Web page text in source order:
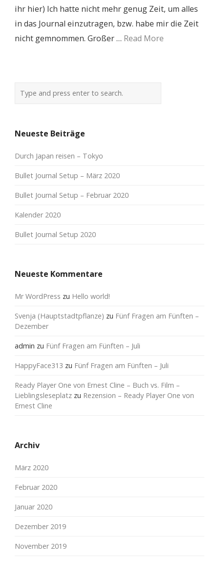
ihr hier) Ich hatte nicht mehr genug Zeit, um alles
in das Journal einzutragen, bzw. habe mir die Zeit
nicht gemnommen. Großer … Read More
Neueste Beiträge
Durch Japan reisen – Tokyo
Bullet Journal Setup – März 2020
Bullet Journal Setup – Februar 2020
Kalender 2020
Bullet Journal Setup 2020
Neueste Kommentare
Mr WordPress zu Hello world!
Svenja (Hauptstadtpflanze) zu Fünf Fragen am Fünften –
Dezember
admin zu Fünf Fragen am Fünften – Juli
HappyFace313 zu Fünf Fragen am Fünften – Juli
Ready Player One von Ernest Cline – Buch vs. Film –
Lieblingsleseplatz zu Rezension – Ready Player One von
Ernest Cline
Archiv
März 2020
Februar 2020
Januar 2020
Dezember 2019
November 2019